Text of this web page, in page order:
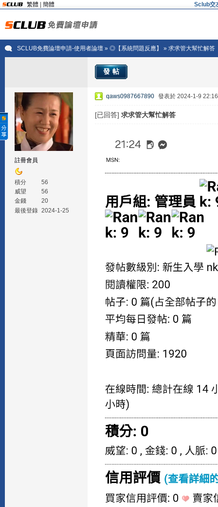
繁體 簡體 Sclub交
SCLUB免費論壇申請-使用者論壇» ◎【系統問題反應】 » 求求管大幫忙解答
發帖
註冊會員
積分
56
威望
56
金錢
20
最後登錄 2024-1-25
qaws0987667890 發表於 2024-1-9 22:16
[已回答] 求求管大幫忙解答